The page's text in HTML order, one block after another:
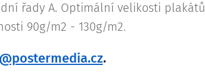
řady A. Optimální velikosti plakátů
90g/m2 - 130g/m2.
.